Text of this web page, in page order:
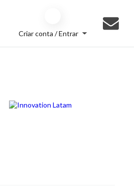
Criar conta / Entrar